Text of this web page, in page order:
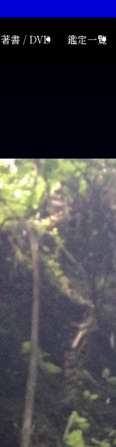
著書 / DVD 鑑定一覧